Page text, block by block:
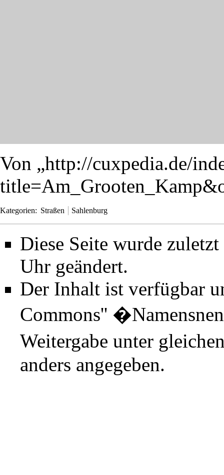
Von „http://cuxpedia.de/
Kategorien: Straßen Sahlenburg
Diese Seite wurde
Uhr geändert.
Der Inhalt ist verfügbar
Commons''
Weitergabe unter
anders angegeben.